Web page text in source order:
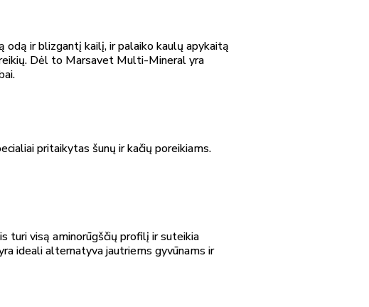
odą ir blizgantį kailį, ir palaiko kaulų apykaitą
Dėl to Marsavet Multi-Mineral yra
pritaikytas šunų ir kačių poreikiams.
turi visą aminorūgščių profilį ir suteikia
ideali alternatyva jautriems gyvūnams ir